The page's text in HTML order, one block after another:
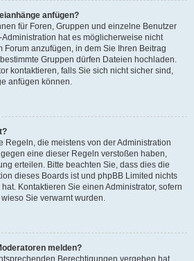
anfügen?
für Foren, Gruppen und einzelne Benutzer
hat es möglicherweise nicht
anzufügen, in dem Sie Ihren Beitrag
Gruppen dürfen Dateien hochladen.
kontaktieren, falls Sie sich nicht sicher sind,
anfügen können.
Regeln, die meistens von der Administration
eine dieser Regeln verstoßen haben,
erteilen. Bitte beachten Sie, dass dies die
dieses Boards ist und phpBB Limited nichts
Kontaktieren Sie einen Administrator, sofern
Sie verwarnt wurden.
melden?
Berechtigungen vergeben hat,